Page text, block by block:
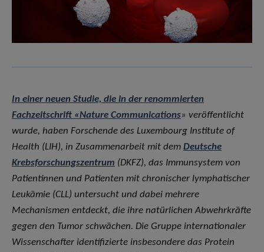
In einer neuen Studie, die in der renommierten
Fachzeitschrift «Nature Communications» veröffentlicht
wurde, haben Forschende des Luxembourg Institute of
Health (LIH), in Zusammenarbeit mit dem Deutsche
Krebsforschungszentrum (DKFZ), das Immunsystem von
Patientinnen und Patienten mit chronischer lymphatischer
Leukämie (CLL) untersucht und dabei mehrere
Mechanismen entdeckt, die ihre natürlichen Abwehrkräfte
gegen den Tumor schwächen. Die Gruppe internationaler
Wissenschafter identifizierte insbesondere das Protein